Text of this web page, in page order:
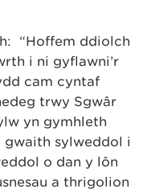
“Hoffem ddiolch
i ni gyflawni’r
cam cyntaf
trwy Sgwâr
yn gymhleth
gwaith sylweddol i
o dan y lôn
a thrigolion